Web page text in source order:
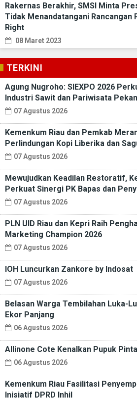
Rakernas Berakhir, SMSI Minta
Tidak Menandatangani Rancangan
Right
08 Maret 2023
TERKINI
Agung Nugroho: SIEXPO 2026
Industri Sawit dan Pariwisata
07 Agustus 2026
Kemenkum Riau dan Pemkab
Perlindungan Kopi Liberika dan
07 Agustus 2026
Mewujudkan Keadilan Restoratif,
Perkuat Sinergi PK Bapas dan
07 Agustus 2026
PLN UID Riau dan Kepri Raih
Marketing Champion 2026
07 Agustus 2026
IOH Luncurkan Zankore by Indosat
07 Agustus 2026
Belasan Warga Tembilahan Luka-
Ekor Panjang
06 Agustus 2026
Allinone Cote Kenalkan Pupuk
06 Agustus 2026
Kemenkum Riau Fasilitasi
Inisiatif DPRD Inhil